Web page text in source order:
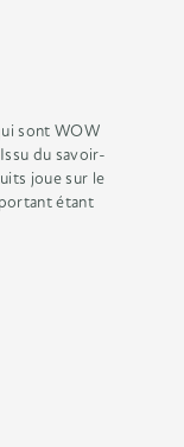
sont WOW
Issu du savoir-
joue sur le
étant